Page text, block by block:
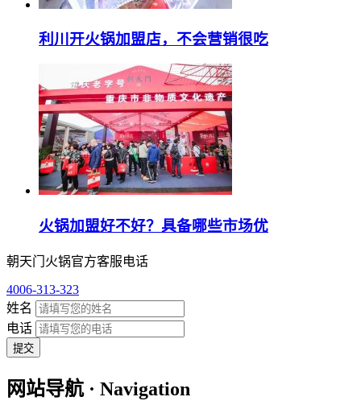
利川开火锅加盟店，不会营销很吃
火锅加盟好不好？具备哪些市场优
朝天门火锅官方客服电话
4006-313-323
姓名
电话
提交
网站导航 · Navigation